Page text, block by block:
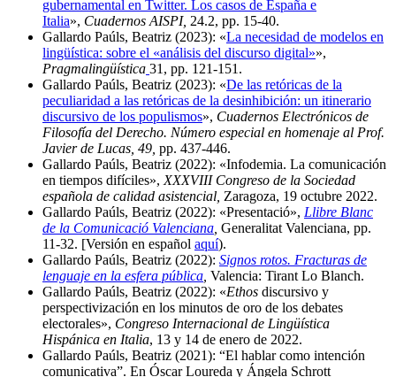
gubernamental en Twitter. Los casos de España e
Italia», Cuadernos AISPI, 24.2, pp. 15-40.
Gallardo Paúls, Beatriz (2023): «La necesidad de modelos en
lingüística: sobre el «análisis del discurso digital»»,
Pragmalingüística 31, pp. 121-151.
Gallardo Paúls, Beatriz (2023): «De las retóricas de la
peculiaridad a las retóricas de la desinhibición: un itinerario
discursivo de los populismos», Cuadernos Electrónicos de
Filosofía del Derecho. Número especial en homenaje al Prof.
Javier de Lucas, 49, pp. 437-446.
Gallardo Paúls, Beatriz (2022): «Infodemia. La comunicación
en tiempos difíciles», XXXVIII Congreso de la Sociedad
española de calidad asistencial, Zaragoza, 19 octubre 2022.
Gallardo Paúls, Beatriz (2022): «Presentació», Llibre Blanc
de la Comunicació Valenciana Generalitat Valenciana, pp.
11-32. [Versión en español aquí).
Gallardo Paúls, Beatriz (2022): Signos rotos. Fracturas de
lenguaje en la esfera pública Valencia: Tirant Lo Blanch.
Gallardo Paúls, Beatriz (2022): «Ethos discursivo y
perspectivización en los minutos de oro de los debates
electorales», Congreso Internacional de Lingüística
Hispánica en Italia, 13 y 14 de enero de 2022.
Gallardo Paúls, Beatriz (2021): “El hablar como intención
comunicativa”. En Óscar Loureda y Ángela Schrott